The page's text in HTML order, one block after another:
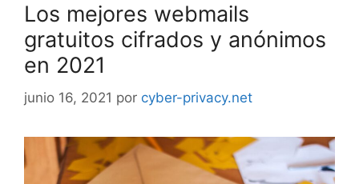
Los mejores webmails
gratuitos cifrados y anónimos
en 2021
junio 16, 2021 por cyber-privacy.net